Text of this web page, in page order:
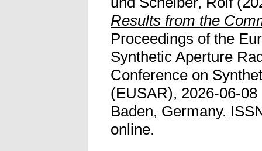
Results from the
Proceedings of the
Synthetic Aperture
Conference on
(EUSAR), 2026-06-
Baden, Germany.
online.